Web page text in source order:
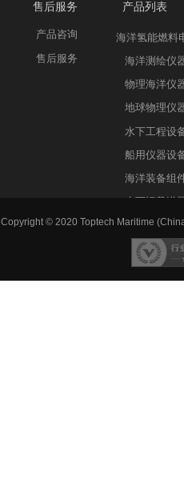
海洋氢能燃料
海洋测绘仪
物理海洋仪
地球物理仪
水下工程设
船用仪器设
海洋装备组
水下运载潜
产品咨询
售后服务
售后服务 产品列表
Copyright © 2020 Toptech Maritime